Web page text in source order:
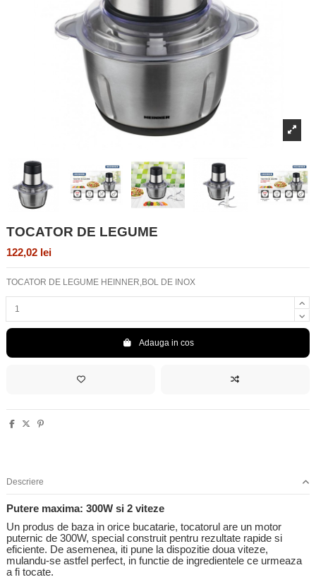
TOCATOR DE LEGUME
122,02 lei
TOCATOR DE LEGUME HEINNER,BOL DE INOX
Adauga in cos
Descriere
Putere maxima: 300W si 2 viteze
Un produs de baza in orice bucatarie, tocatorul are un motor
puternic de 300W, special construit pentru rezultate rapide si
eficiente. De asemenea, iti pune la dispozitie doua viteze,
mulandu-se astfel perfect, in functie de ingredientele ce urmeaza
a fi tocate.